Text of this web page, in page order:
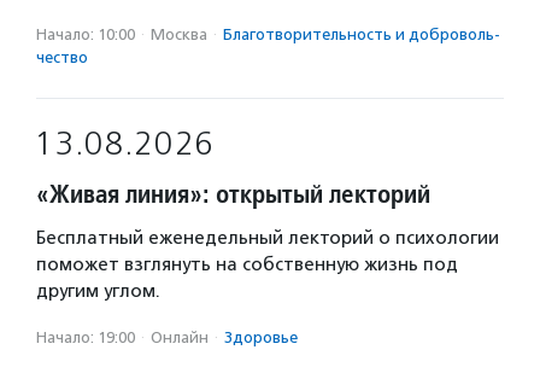
Начало: 10:00 · Москва · Благотвори­тель­ность и доброволь­
чест­во
13.08.2026
«Живая линия»: открытый лекторий
Бесплатный еженедельный лекторий о психологии
поможет взглянуть на собственную жизнь под
другим углом.
Начало: 19:00 · Онлайн · Здоровье